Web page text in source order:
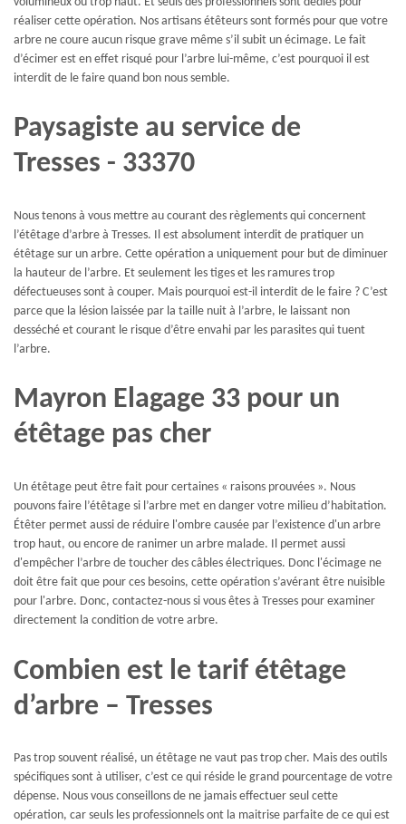
réaliser cette opération. Nos artisans étêteurs sont formés pour que votre
arbre ne coure aucun risque grave même s’il subit un écimage. Le fait
d’écimer est en effet risqué pour l’arbre lui-même, c’est pourquoi il est
interdit de le faire quand bon nous semble.
Paysagiste au service de
Tresses - 33370
Nous tenons à vous mettre au courant des règlements qui concernent
l’étêtage d’arbre à Tresses. Il est absolument interdit de pratiquer un
étêtage sur un arbre. Cette opération a uniquement pour but de diminuer
la hauteur de l’arbre. Et seulement les tiges et les ramures trop
défectueuses sont à couper. Mais pourquoi est-il interdit de le faire ? C’est
parce que la lésion laissée par la taille nuit à l’arbre, le laissant non
desséché et courant le risque d’être envahi par les parasites qui tuent
l’arbre.
Mayron Elagage 33 pour un
étêtage pas cher
Un étêtage peut être fait pour certaines « raisons prouvées ». Nous
pouvons faire l’étêtage si l’arbre met en danger votre milieu d’habitation.
Étêter permet aussi de réduire l'ombre causée par l’existence d'un arbre
trop haut, ou encore de ranimer un arbre malade. Il permet aussi
d'empêcher l’arbre de toucher des câbles électriques. Donc l'écimage ne
doit être fait que pour ces besoins, cette opération s’avérant être nuisible
pour l'arbre. Donc, contactez-nous si vous êtes à Tresses pour examiner
directement la condition de votre arbre.
Combien est le tarif étêtage
d’arbre – Tresses
Pas trop souvent réalisé, un étêtage ne vaut pas trop cher. Mais des outils
spécifiques sont à utiliser, c’est ce qui réside le grand pourcentage de votre
dépense. Nous vous conseillons de ne jamais effectuer seul cette
opération, car seuls les professionnels ont la maitrise parfaite de ce qui est